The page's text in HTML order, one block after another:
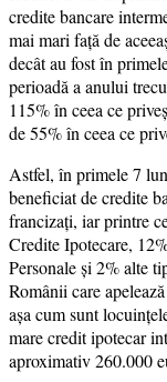
credite bancare
mai mari faţă de
decât au fost în
perioadă a anului
115% în ceea ce
de 55% în ceea ce
Astfel, în primele 7
beneficiat de credite
francizaţi, iar printre
Credite Ipotecare,
Personale și 2% alte
Românii care
așa cum sunt
mare credit ipotecar
aproximativ 260.000